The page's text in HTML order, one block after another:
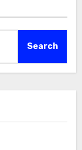
Search